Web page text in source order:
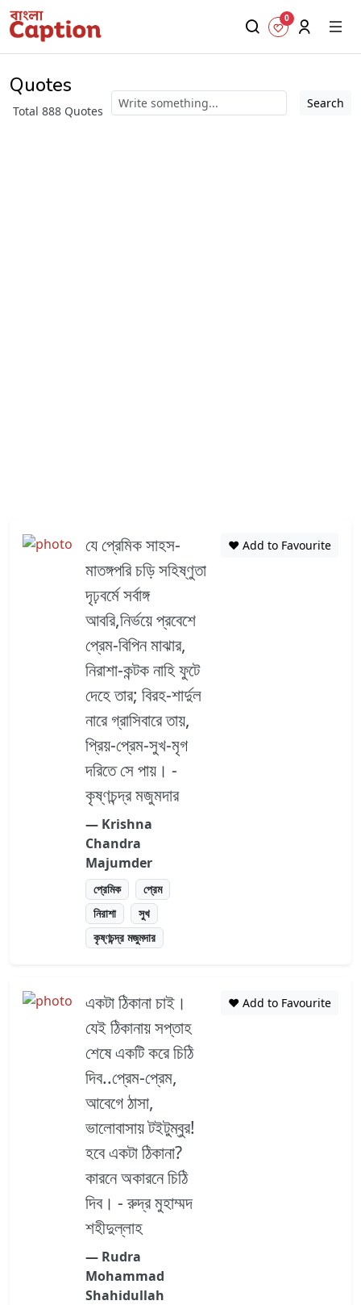
0
Quotes
Total 888 Quotes
Search
যে প্রেমিক সাহস-
মাতঙ্গপরি চড়ি সহিষ্ণুতা
দৃঢ়বর্মে সর্বাঙ্গ
আবরি,নির্ভয়ে প্রবেশে
প্রেম-বিপিন মাঝার,
নিরাশা-কন্টক নাহি ফুটে
দেহে তার; বিরহ-শার্দুল
নারে গ্রাসিবারে তায়,
প্রিয়-প্রেম-সুখ-মৃগ
দরিতে সে পায়। -
কৃষ্ণচন্দ্র মজুমদার
― Krishna
Chandra
Majumder
প্রেমিক
প্রেম
নিরাশা
সুখ
কৃষ্ণচন্দ্র মজুমদার
❤️ Add to Favourite
একটা ঠিকানা চাই।
যেই ঠিকানায় সপ্তাহ
শেষে একটি করে চিঠি
দিব..প্রেম-প্রেম,
আবেগে ঠাসা,
ভালোবাসায় টইটুম্বুর!
হবে একটা ঠিকানা?
কারনে অকারনে চিঠি
দিব। - রুদ্র মুহাম্মদ
শহীদুল্লাহ
― Rudra
Mohammad
Shahidullah
❤️ Add to Favourite